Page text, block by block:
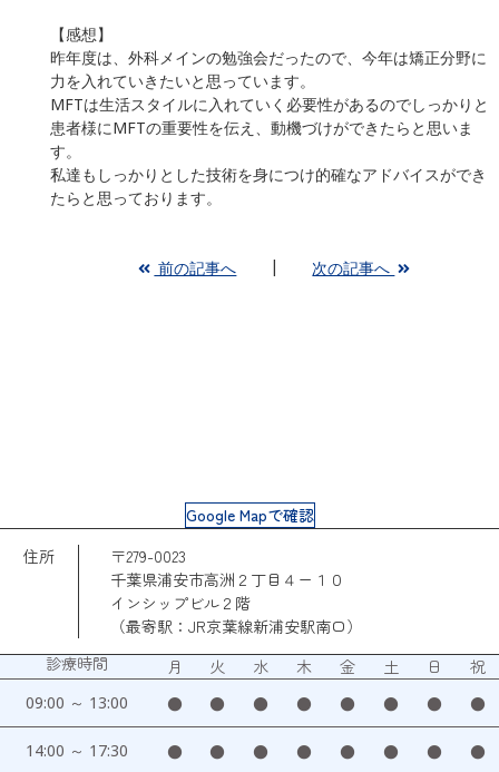
【感想】
昨年度は、外科メインの勉強会だったので、今年は矯正分野に
力を入れていきたいと思っています。
MFTは生活スタイルに入れていく必要性があるのでしっかりと
患者様にMFTの重要性を伝え、動機づけができたらと思いま
す。
私達もしっかりとした技術を身につけ的確なアドバイスができ
たらと思っております。
前の記事へ 次の記事へ
Google Mapで確認
住所
〒279-0023
千葉県浦安市高洲２丁目４ー１０
インシップビル２階
（最寄駅：JR京葉線新浦安駅南口）
診療時間
月 火 水 木 金 土 日 祝
09:00 ～ 13:00 ● ● ● ● ● ● ● ●
14:00 ～ 17:30 ● ● ● ● ● ● ● ●